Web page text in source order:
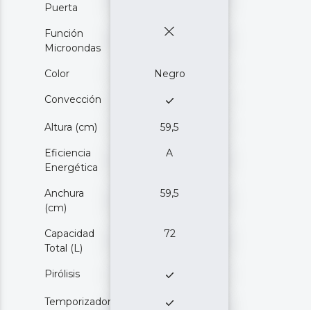
Puerta
Función
Microondas
Color Negro
Convección
Altura (cm) 59,5
Eficiencia
Energética
A
Anchura
(cm)
59,5
Capacidad
Total (L)
72
Pirólisis
Temporizador